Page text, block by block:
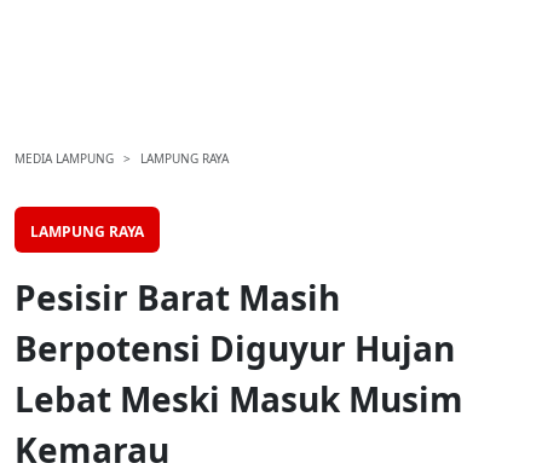
MEDIA LAMPUNG LAMPUNG RAYA
LAMPUNG RAYA
Pesisir Barat Masih
Berpotensi Diguyur Hujan
Lebat Meski Masuk Musim
Kemarau